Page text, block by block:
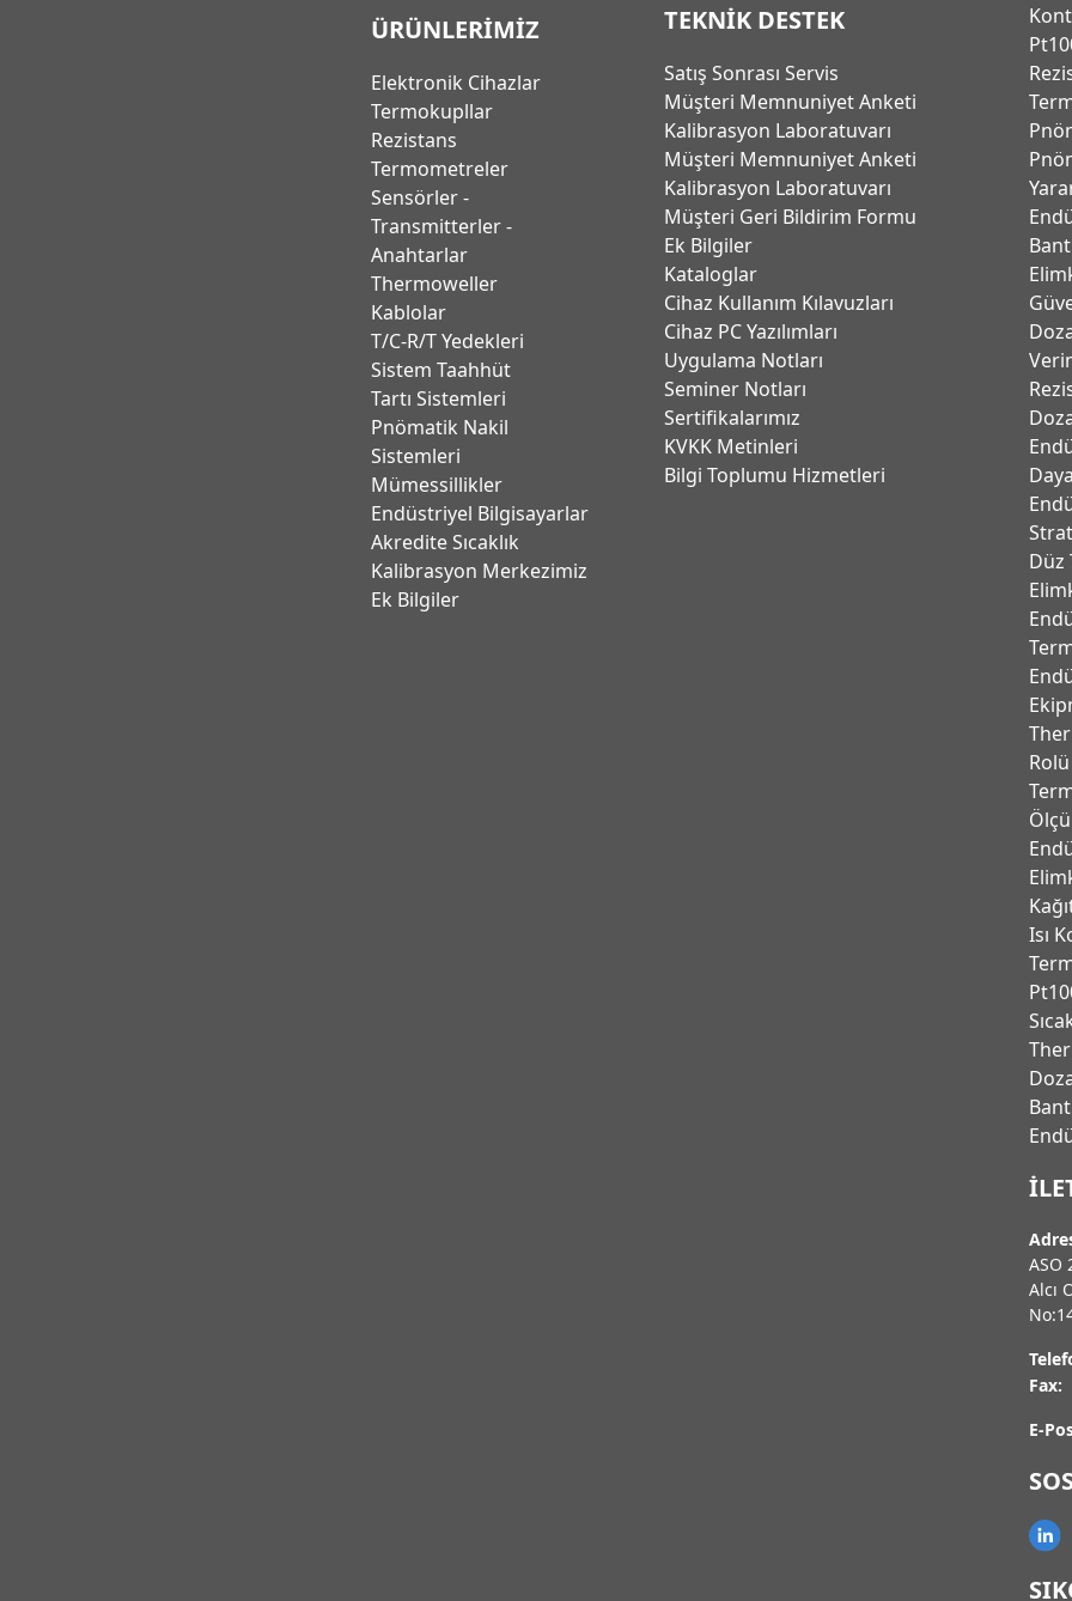
ÜRÜNLERİMİZ
Elektronik Cihazlar
Termokupllar
Rezistans
Termometreler
Sensörler -
Transmitterler -
Anahtarlar
Thermoweller
Kablolar
T/C-R/T Yedekleri
Sistem Taahhüt
Tartı Sistemleri
Pnömatik Nakil
Sistemleri
Mümessillikler
Endüstriyel Bilgisayarlar
Akredite Sıcaklık
Kalibrasyon Merkezimiz
Ek Bilgiler
TEKNİK DESTEK
Satış Sonrası Servis
Müşteri Memnuniyet Anketi
Kalibrasyon Laboratuvarı
Müşteri Memnuniyet Anketi
Kalibrasyon Laboratuvarı
Müşteri Geri Bildirim Formu
Ek Bilgiler
Kataloglar
Cihaz Kullanım Kılavuzları
Cihaz PC Yazılımları
Uygulama Notları
Seminer Notları
Sertifikalarımız
KVKK Metinleri
Bilgi Toplumu Hizmetleri
Düz
Rolü
Isı
ASO
Alcı
Fax:
E-